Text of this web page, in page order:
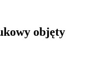
objęty